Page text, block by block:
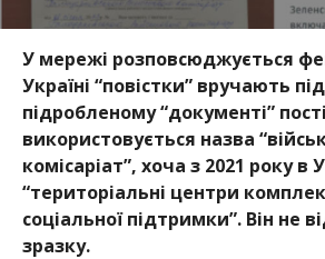
У мережі розповсюджується
Україні “повістки” вручають
підробленому “документі”
використовується назва
комісаріат”, хоча з 2021 року в
“територіальні центри
соціальної підтримки”. Він не
зразку.